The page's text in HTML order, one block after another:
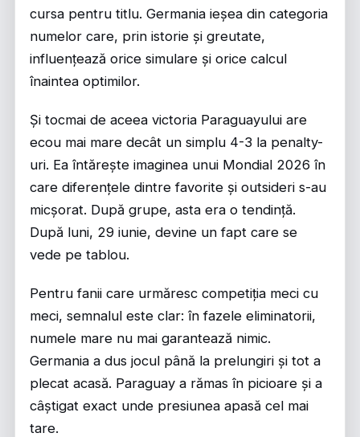
cursa pentru titlu. Germania ieșea din categoria
numelor care, prin istorie și greutate,
influențează orice simulare și orice calcul
înaintea optimilor.
Și tocmai de aceea victoria Paraguayului are
ecou mai mare decât un simplu 4-3 la penalty-
uri. Ea întărește imaginea unui Mondial 2026 în
care diferențele dintre favorite și outsideri s-au
micșorat. După grupe, asta era o tendință.
După luni, 29 iunie, devine un fapt care se
vede pe tablou.
Pentru fanii care urmăresc competiția meci cu
meci, semnalul este clar: în fazele eliminatorii,
numele mare nu mai garantează nimic.
Germania a dus jocul până la prelungiri și tot a
plecat acasă. Paraguay a rămas în picioare și a
câștigat exact unde presiunea apasă cel mai
tare.